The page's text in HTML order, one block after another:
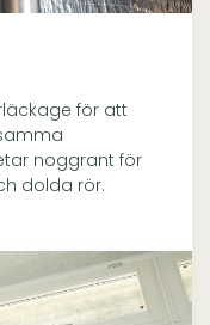
för att
noggrant för
dolda rör.